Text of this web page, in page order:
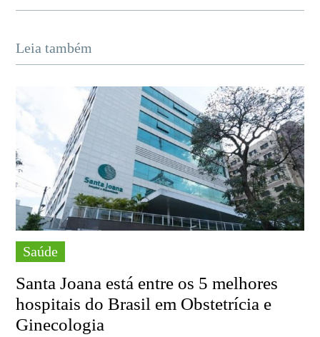
Leia também
Saúde
Santa Joana está entre os 5 melhores
hospitais do Brasil em Obstetrícia e
Ginecologia